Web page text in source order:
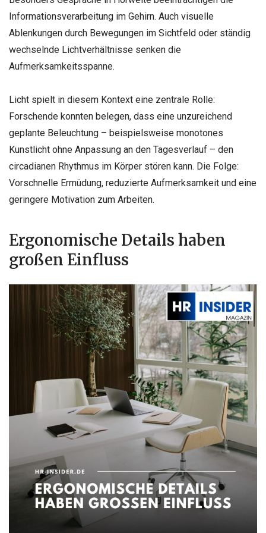
Informationsverarbeitung im Gehirn. Auch visuelle
Ablenkungen durch Bewegungen im Sichtfeld oder ständig
wechselnde Lichtverhältnisse senken die
Aufmerksamkeitsspanne.
Licht spielt in diesem Kontext eine zentrale Rolle:
Forschende konnten belegen, dass eine unzureichend
geplante Beleuchtung – beispielsweise monotones
Kunstlicht ohne Anpassung an den Tagesverlauf – den
circadianen Rhythmus im Körper stören kann. Die Folge:
Vorschnelle Ermüdung, reduzierte Aufmerksamkeit und eine
geringere Motivation zum Arbeiten.
Ergonomische Details haben
großen Einfluss